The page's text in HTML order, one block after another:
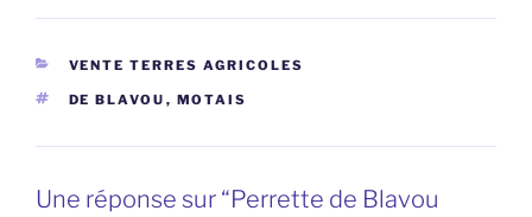
CATÉGORIES
VENTE TERRES AGRICOLES
ÉTIQUETTES
DE BLAVOU , MOTAIS
Une réponse sur “Perrette de Blavou